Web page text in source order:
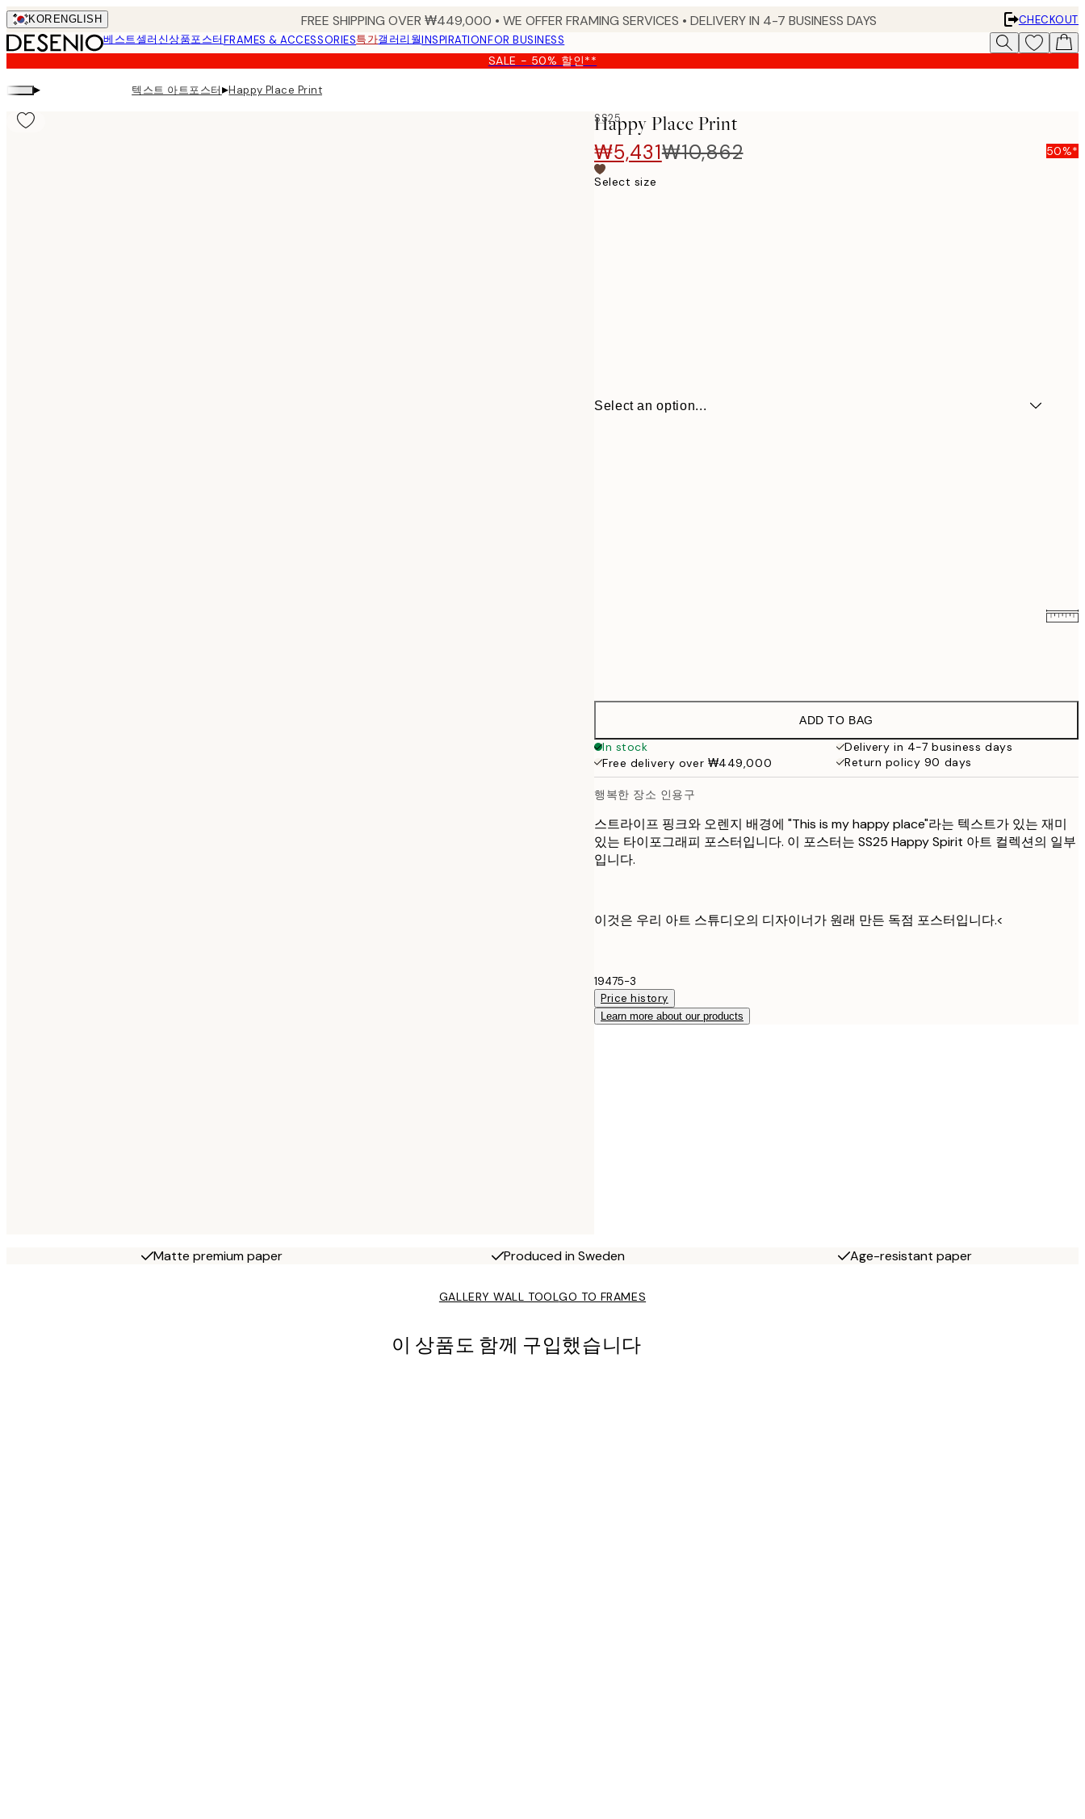
Skip
to
main
content.
KOR ENGLISH FREE SHIPPING OVER ₩449,000 • WE OFFER FRAMING SERVICES • DELIVERY IN 4-7 BUSINESS DAYS
CHECKOUT
베스트셀러신상품포스터FRAMES & ACCESSORIES특가갤러리월INSPIRATIONFOR BUSINESS
SALE - 50% 할인**
▸ 텍스트 아트포스터▸Happy Place Print
SS25
Happy Place Print
₩5,431₩10,862 50%*
Select size
Select an option...
₩28,737
₩41,112
40x50 cm
₩54,863
₩68,613
ADD TO BAG
In stock
Delivery in 4-7 business days
Free delivery over ₩449,000
Return policy 90 days
행복한 장소 인용구
스트라이프 핑크와 오렌지 배경에 "This is my happy place"라는 텍스트가 있는 재미
있는 타이포그래피 포스터입니다. 이 포스터는 SS25 Happy Spirit 아트 컬렉션의 일부
입니다.
이것은 우리 아트 스튜디오의 디자이너가 원래 만든 독점 포스터입니다.<
19475-3
Price history
Learn more about our products
Matte premium paper Produced in Sweden Age-resistant paper
GALLERY WALL TOOLGO TO FRAMES
이 상품도 함께 구입했습니다